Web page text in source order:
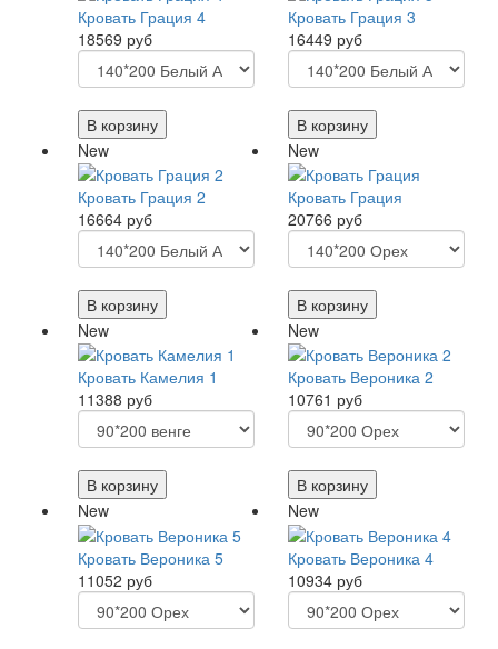
Кровать Грация 4
18569 руб
В корзину
Кровать Грация 3
16449 руб
В корзину
New
Кровать Грация 2
16664 руб
В корзину
New
Кровать Грация
20766 руб
В корзину
New
Кровать Камелия 1
11388 руб
В корзину
New
Кровать Вероника 2
10761 руб
В корзину
New
Кровать Вероника 5
11052 руб
New
Кровать Вероника 4
10934 руб